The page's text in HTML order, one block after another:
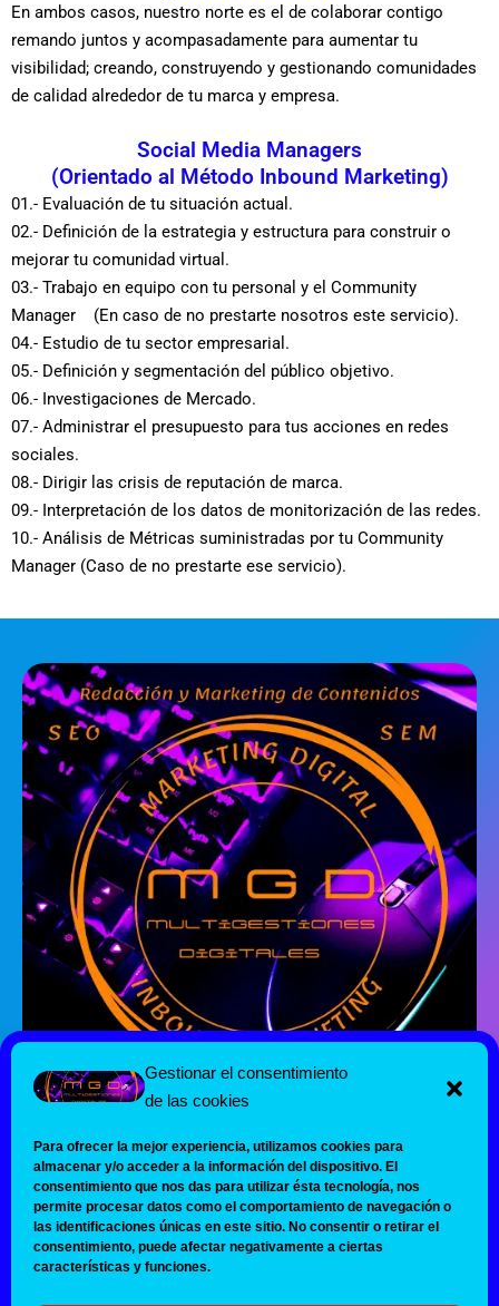
Gestionar el consentimiento
de las cookies
Para ofrecer la mejor experiencia, utilizamos cookies para
almacenar y/o acceder a la información del dispositivo. El
consentimiento que nos das para utilizar ésta tecnología, nos
permite procesar datos como el comportamiento de navegación o
las identificaciones únicas en este sitio. No consentir o retirar el
consentimiento, puede afectar negativamente a ciertas
características y funciones.
En ambos casos, nuestro norte es el de colaborar contigo
remando juntos y acompasadamente para aumentar tu
visibilidad; creando, construyendo y gestionando comunidades
de calidad alrededor de tu marca y empresa.
Social Media Managers
(Orientado al Método Inbound Marketing)
01.- Evaluación de tu situación actual.
02.- Definición de la estrategia y estructura para construir o
mejorar tu comunidad virtual.
03.- Trabajo en equipo con tu personal y el Community
Manager (En caso de no prestarte nosotros este servicio).
04.- Estudio de tu sector empresarial.
05.- Definición y segmentación del público objetivo.
06.- Investigaciones de Mercado.
07.- Administrar el presupuesto para tus acciones en redes
sociales.
08.- Dirigir las crisis de reputación de marca.
09.- Interpretación de los datos de monitorización de las redes.
10.- Análisis de Métricas suministradas por tu Community
Manager (Caso de no prestarte ese servicio).
Inicio
Nosotros